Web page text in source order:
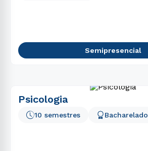
Semipresencial
Psicologia
10 semestres Bacharelado